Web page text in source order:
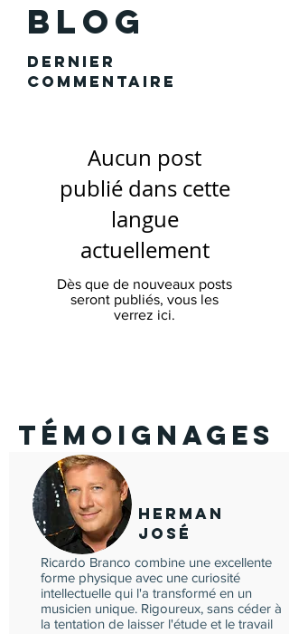
Blog
Dernier
commentaire
Aucun post
publié dans cette
langue
actuellement
Dès que de nouveaux posts
seront publiés, vous les
verrez ici.
Témoignages
Herman
José
Ricardo Branco combine une excellente
forme physique avec une curiosité
intellectuelle qui l'a transformé en un
musicien unique. Rigoureux, sans céder à
la tentation de laisser l'étude et le travail